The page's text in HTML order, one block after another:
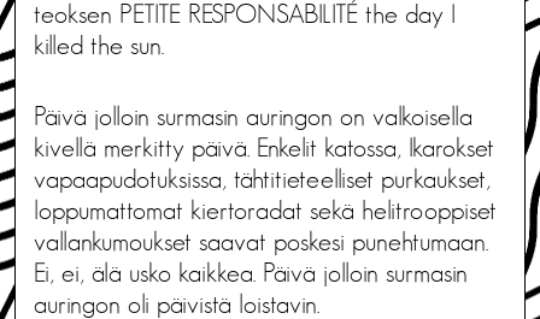
teoksen PETITE RESPONSABILITÉ the day I
killed the sun.
Päivä jolloin surmasin auringon on valkoisella
kivellä merkitty päivä. Enkelit katossa, Ikarokset
vapaapudotuksissa, tähtitieteelliset purkaukset,
loppumattomat kiertoradat sekä helitrooppiset
vallankumoukset saavat poskesi punehtumaan.
Ei, ei, älä usko kaikkea. Päivä jolloin surmasin
auringon oli päivistä loistavin.